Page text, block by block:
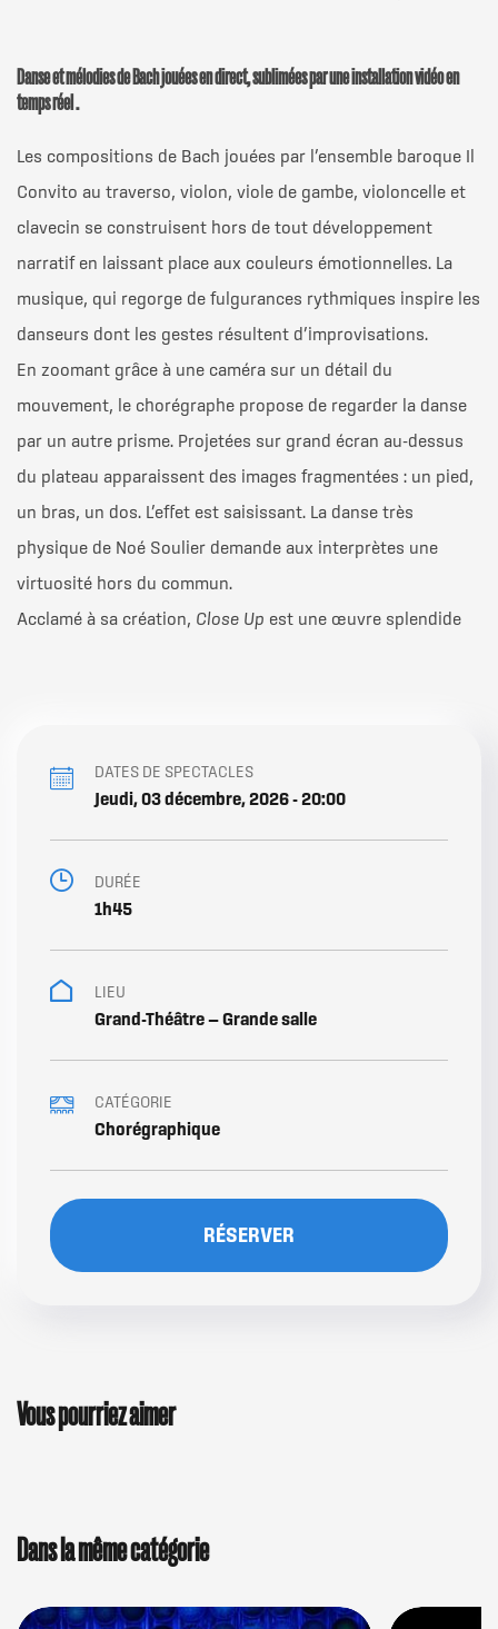
DATES DE SPECTACLES
DATES
Jeudi, 03 décembre, 2026 - 20:00
DURÉE
1h45
LIEU
Grand-Théâtre — Grande salle
CATÉGORIE
Chorégraphique
RÉSERVER
Danse et mélodies de Bach jouées en direct, sublimées par une installation vidéo en
temps réel .
Les compositions de Bach jouées par l’ensemble baroque Il
Convito au traverso, violon, viole de gambe, violoncelle et
clavecin se construisent hors de tout développement
narratif en laissant place aux couleurs émotionnelles. La
musique, qui regorge de fulgurances rythmiques inspire les
danseurs dont les gestes résultent d’improvisations.
En zoomant grâce à une caméra sur un détail du
mouvement, le chorégraphe propose de regarder la danse
par un autre prisme. Projetées sur grand écran au-dessus
du plateau apparaissent des images fragmentées : un pied,
un bras, un dos. L’effet est saisissant. La danse très
physique de Noé Soulier demande aux interprètes une
virtuosité hors du commun.
Acclamé à sa création, Close Up est une œuvre splendide
Vous pourriez aimer
Dans la même catégorie
Image
Image